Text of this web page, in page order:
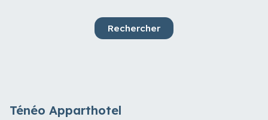
Rechercher
Ténéo Apparthotel